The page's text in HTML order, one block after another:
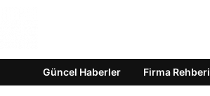
Güncel Haberler Firma Rehberi